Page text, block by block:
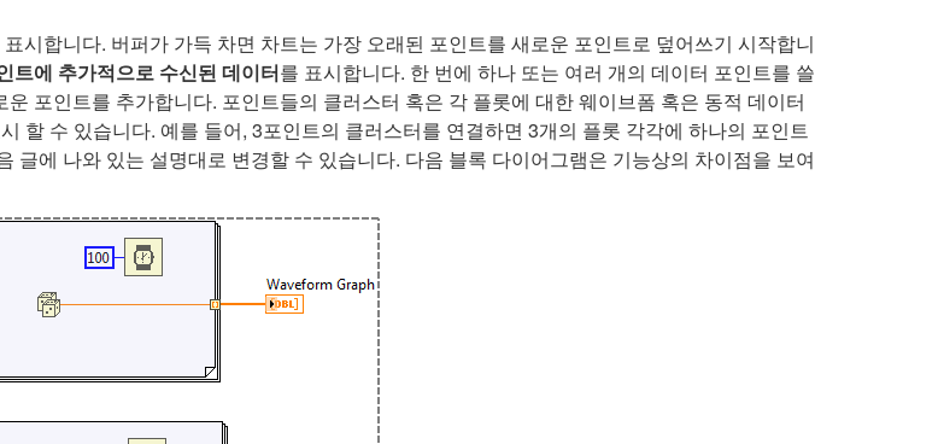
시합니다. 버퍼가 가득 차면 차트는 가장 오래된 포인트를 새로운 포인트로 덮어쓰기 시작합니
트에 추가적으로 수신된 데이터를 표시합니다. 한 번에 하나 또는 여러 개의 데이터 포인트를 쓸
포인트를 추가합니다. 포인트들의 클러스터 혹은 각 플롯에 대한 웨이브폼 혹은 동적 데이터
할 수 있습니다. 예를 들어, 3포인트의 클러스터를 연결하면 3개의 플롯 각각에 하나의 포인트
글에 나와 있는 설명대로 변경할 수 있습니다. 다음 블록 다이어그램은 기능상의 차이점을 보여